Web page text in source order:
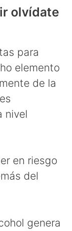
olvídate
para
elemento
de la
nivel
en riesgo
del
genera